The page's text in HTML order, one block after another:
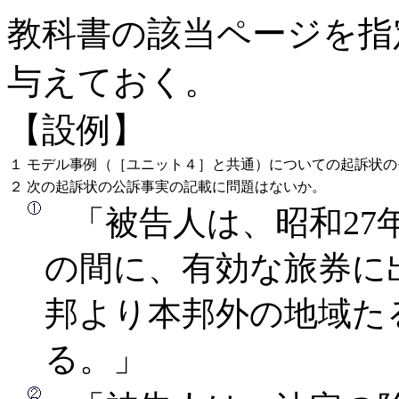
教科書の該当ページを
与えておく。
【設例】
１
モデル事例（［ユニット４］と共通）についての起訴状
２ 次の起訴状の公訴事実の記載に問題はないか。
「被告人は、昭和27
の間に、有効な旅券
邦より本邦外の地域
る。」